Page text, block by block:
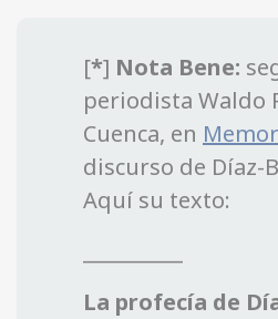
[*] Nota Bene:
periodista Waldo
Cuenca, en
discurso de Díaz-
Aquí su texto:
La profecía de